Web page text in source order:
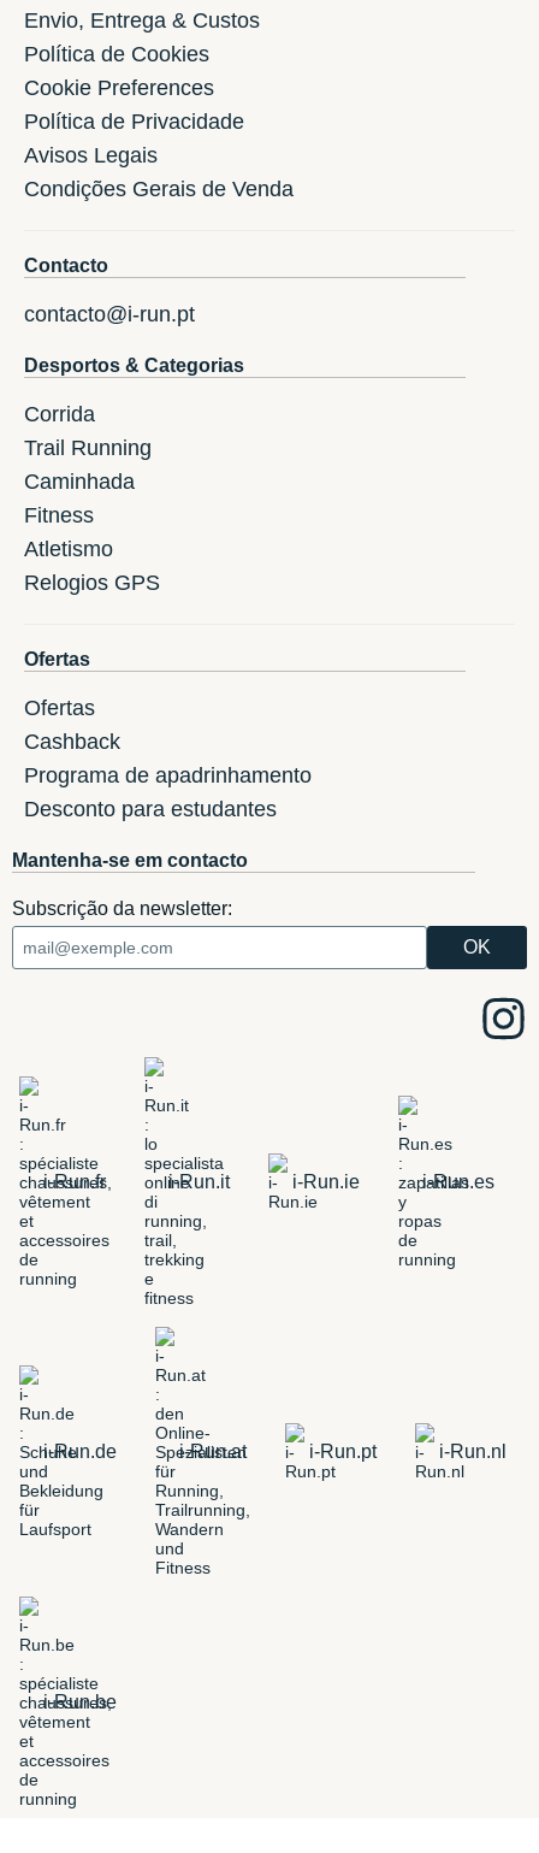
Envio, Entrega & Custos
Política de Cookies
Cookie Preferences
Política de Privacidade
Avisos Legais
Condições Gerais de Venda
Contacto
contacto@i-run.pt
Desportos & Categorias
Corrida
Trail Running
Caminhada
Fitness
Atletismo
Relogios GPS
Ofertas
Ofertas
Cashback
Programa de apadrinhamento
Desconto para estudantes
Mantenha-se em contacto
Subscrição da newsletter:
i-Run.fr i-Run.it i-Run.ie i-Run.es
i-Run.de i-Run.at i-Run.pt i-Run.nl
i-Run.be